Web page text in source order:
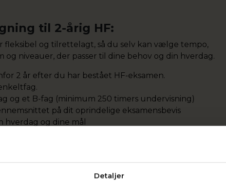
Detaljer
til 2-årig HF:
fleksibel og tilrettelagt, så du selv kan vælge tempo,
og niveauer, der passer til dine behov og din hverdag.
2 år efter du har bestået HF-eksamen.
og et B-fag (minimum 250 timers undervisning)
på dit oprindelige eksamensbevis
hverdag og dine mål